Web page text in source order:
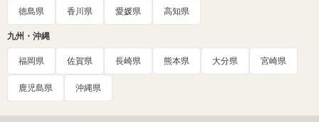
徳島県 香川県 愛媛県 高知県
九州・沖縄
福岡県 佐賀県 長崎県 熊本県 大分県 宮崎県
鹿児島県 沖縄県